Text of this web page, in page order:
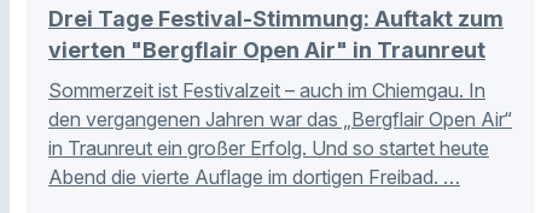
Drei Tage Festival-Stimmung: Auftakt zum
vierten "Bergflair Open Air" in Traunreut
Sommerzeit ist Festivalzeit – auch im Chiemgau. In
den vergangenen Jahren war das „Bergflair Open Air“
in Traunreut ein großer Erfolg. Und so startet heute
Abend die vierte Auflage im dortigen Freibad. …